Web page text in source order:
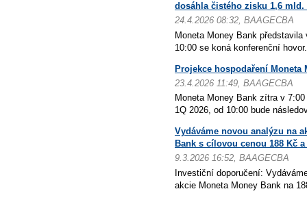
dosáhla čistého zisku 1,6 mld.
24.4.2026 08:32, BAAGECBA
Moneta Money Bank
10:00 se koná konferenční
Projekce hospodaření Moneta
23.4.2026 11:49, BAAGECBA
Moneta Money Bank zítra v
1Q 2026, od 10:00 bude
Vydáváme novou analýzu na
Bank s cílovou cenou 188 Kč
9.3.2026 16:52, BAAGECBA
Investiční doporučení:
akcie Moneta Money Bank na